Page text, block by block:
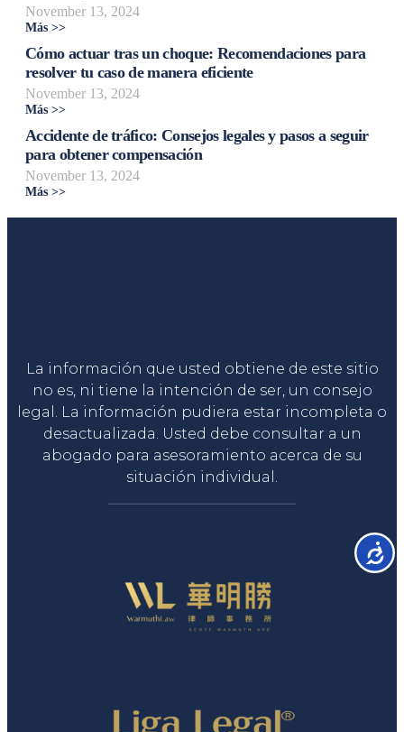
November 13, 2024
Más >>
Cómo actuar tras un choque: Recomendaciones para
resolver tu caso de manera eficiente
November 13, 2024
Más >>
Accidente de tráfico: Consejos legales y pasos a seguir
para obtener compensación
November 13, 2024
Más >>
La información que usted obtiene de este sitio
no es, ni tiene la intención de ser, un consejo
legal. La información pudiera estar incompleta o
desactualizada. Usted debe consultar a un
abogado para asesoramiento acerca de su
situación individual.